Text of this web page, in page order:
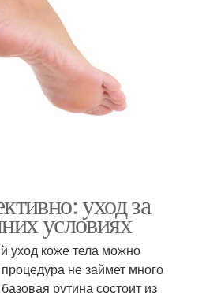
уход за
условиях
уход коже тела можно
не займет много
рутина состоит из